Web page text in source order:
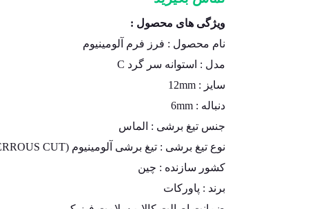
ویژگی های محصول :
نام محصول : فرز فرم آلومینیوم
مدل : استوانه سر گرد C
سایز : 12mm
دنباله : 6mm
جنس تیغ برشی : الماس
نوع تیغ برشی : تیغ برشی آلومینیوم (NON-FERROUS CUT)
کشور سازنده : چین
برند : پاورکات